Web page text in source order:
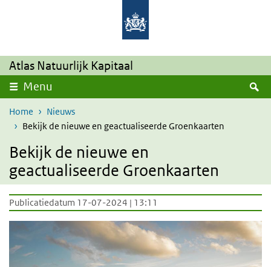
Overslaan en naar de inhoud gaan
Atlas Natuurlijk Kapitaal
Menu
Home
Nieuws
Bekijk de nieuwe en geactualiseerde Groenkaarten
Bekijk de nieuwe en
geactualiseerde Groenkaarten
Publicatiedatum 17-07-2024 | 13:11